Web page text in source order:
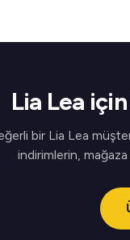
Lia Lea
bir Lia Lea
indirimlerin,